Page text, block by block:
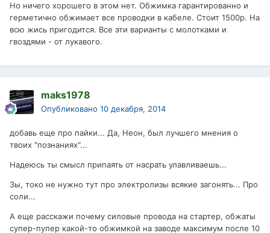
Но ничего хорошего в этом нет. Обжимка гарантированно и
герметично обжимает все проводки в кабеле. Стоит 1500р. На
всю жись пригодится. Все эти варианты с молотками и
гвоздями - от лукавого.
maks1978
Опубликовано 10 декабря, 2014
добавь еще про пайки... Да, Неон, был лучшего мнения о
твоих "познаниях"...
Надеюсь ты смысл припаять от насрать улавливаешь...
Зы, токо не нужно тут про электролизы всякие загонять... Про
соли...
А еще расскажи почему силовые провода на стартер, обжаты
супер-пупер какой-то обжимкой на заводе максимум после 10